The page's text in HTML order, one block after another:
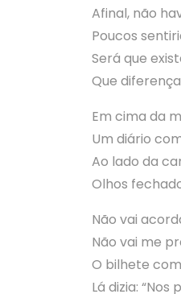
Afinal, não
Poucos
Será que
Que
Em cima da
Um diário
Ao lado da
Olhos
Não vai
Não vai me
O bilhete
Lá dizia: